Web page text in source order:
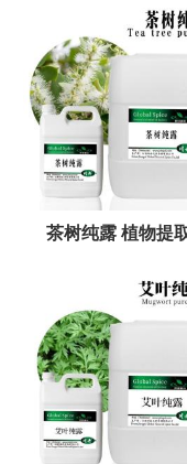
纯露 植物提取
茶树纯露 植物提